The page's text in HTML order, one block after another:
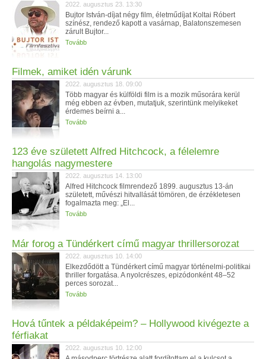
2022. augusztus 23. 13:30
Bujtor István-díjat négy film, életműdíjat Koltai Róbert
színész, rendező kapott a vasárnap, Balatonszemesen
zárult Bujtor...
Tovább
Filmek, amiket idén várunk
2022. augusztus 18. 09:00
Több magyar és külföldi film is a mozik műsorára kerül
még ebben az évben, mutatjuk, szerintünk melyikeket
érdemes beírni a...
Tovább
123 éve született Alfred Hitchcock, a félelemre
hangolás nagymestere
2022. augusztus 14. 13:00
Alfred Hitchcock filmrendező 1899. augusztus 13-án
született, művészi hitvallását tömören, de érzékletesen
fogalmazta meg: „El...
Tovább
Már forog a Tündérkert című magyar thrillersorozat
2022. augusztus 10. 14:00
Elkezdődött a Tündérkert című magyar történelmi-politikai
thriller forgatása. A nyolcrészes, epizódonként 48–52
perces sorozat...
Tovább
Hová tűntek a példaképeim? – Hollywood kivégezte a
férfiakat
2022. augusztus 10. 12:00